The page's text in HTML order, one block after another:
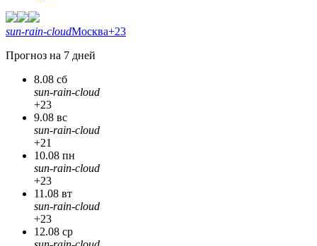
sun-rain-cloudМосква+23
Прогноз на 7 дней
8.08 сб
sun-rain-cloud
+23
9.08 вс
sun-rain-cloud
+21
10.08 пн
sun-rain-cloud
+23
11.08 вт
sun-rain-cloud
+23
12.08 ср